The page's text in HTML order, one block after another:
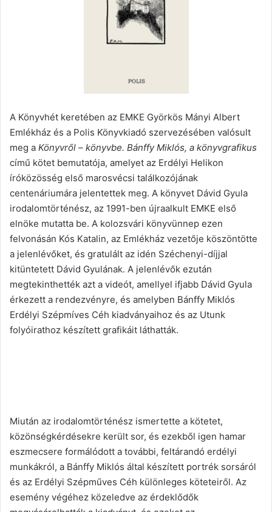
A Könyvhét keretében az EMKE Györkös Mányi Albert
Emlékház és a Polis Könyvkiadó szervezésében valósult
meg a Könyvről – könyvbe. Bánffy Miklós, a könyvgrafikus
című kötet bemutatója, amelyet az Erdélyi Helikon
íróközösség első marosvécsi találkozójának
centenáriumára jelentettek meg. A könyvet Dávid Gyula
irodalomtörténész, az 1991-ben újraalkult EMKE első
elnöke mutatta be. A kolozsvári könyvünnep ezen
felvonásán Kós Katalin, az Emlékház vezetője köszöntötte
a jelenlévőket, és gratulált az idén Széchenyi-díjjal
kitüntetett Dávid Gyulának. A jelenlévők ezután
megtekinthették azt a videót, amellyel ifjabb Dávid Gyula
érkezett a rendezvényre, és amelyben Bánffy Miklós
Erdélyi Szépmíves Céh kiadványaihoz és az Utunk
folyóirathoz készített grafikáit láthatták.
Miután az irodalomtörténész ismertette a kötetet,
közönségkérdésekre került sor, és ezekből igen hamar
eszmecsere formálódott a további, feltárandó erdélyi
munkákról, a Bánffy Miklós által készített portrék sorsáról
és az Erdélyi Szépműves Céh különleges köteteiről. Az
esemény végéhez közeledve az érdeklődők